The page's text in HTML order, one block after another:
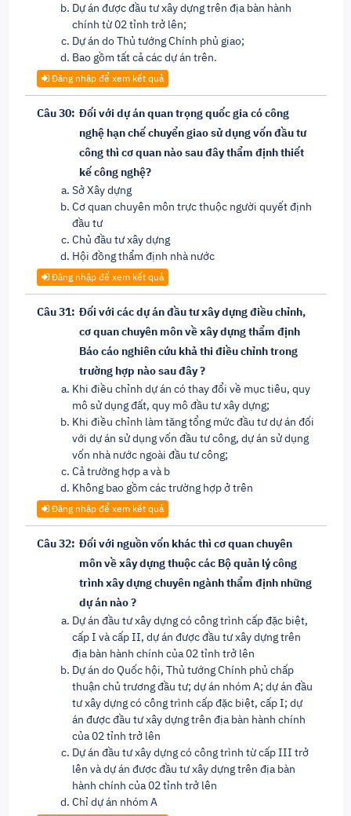
Dự án được đầu tư xây dựng trên địa bàn hành
chính từ 02 tỉnh trở lên;
Dự án do Thủ tướng Chính phủ giao;
Bao gồm tất cả các dự án trên.
Đăng nhập để xem kết quả
Câu 30: Đối với dự án quan trọng quốc gia có công
nghệ hạn chế chuyển giao sử dụng vốn đầu tư
công thì cơ quan nào sau đây thẩm định thiết
kế công nghệ?
Sở Xây dựng
Cơ quan chuyên môn trực thuộc người quyết định
đầu tư
Chủ đầu tư xây dựng
Hội đồng thẩm định nhà nước
Đăng nhập để xem kết quả
Câu 31: Đối với các dự án đầu tư xây dựng điều chỉnh,
cơ quan chuyên môn về xây dựng thẩm định
Báo cáo nghiên cứu khả thi điều chỉnh trong
trường hợp nào sau đây ?
Khi điều chỉnh dự án có thay đổi về mục tiêu, quy
mô sử dụng đất, quy mô đầu tư xây dựng;
Khi điều chỉnh làm tăng tổng mức đầu tư dự án đối
với dự án sử dụng vốn đầu tư công, dự án sử dụng
vốn nhà nước ngoài đầu tư công;
Cả trường hợp a và b
Không bao gồm các trường hợp ở trên
Đăng nhập để xem kết quả
Câu 32: Đối với nguồn vốn khác thì cơ quan chuyên
môn về xây dựng thuộc các Bộ quản lý công
trình xây dựng chuyên ngành thẩm định những
dự án nào ?
Dự án đầu tư xây dựng có công trình cấp đặc biệt,
cấp I và cấp II, dự án được đầu tư xây dựng trên
địa bàn hành chính của 02 tỉnh trở lên
Dự án do Quốc hội, Thủ tướng Chính phủ chấp
thuận chủ trương đầu tư; dự án nhóm A; dự án đầu
tư xây dựng có công trình cấp đặc biệt, cấp I; dự
án được đầu tư xây dựng trên địa bàn hành chính
của 02 tỉnh trở lên
Dự án đầu tư xây dựng có công trình từ cấp III trở
lên và dự án được đầu tư xây dựng trên địa bàn
hành chính của 02 tỉnh trở lên
Chỉ dự án nhóm A